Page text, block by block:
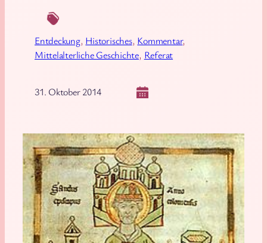
31. Oktober 2014
Entdeckung, Historisches, Kommentar
Mittelalterliche Geschichte, Referat